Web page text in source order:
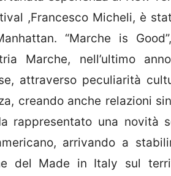
,Francesco Micheli, è
“Marche is
Marche, nell’ultimo
attraverso peculiarità
creando anche relazioni
rappresentato una novità
arrivando a
del Made in Italy sul